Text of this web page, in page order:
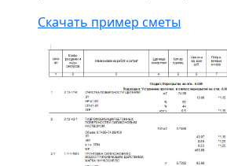
Скачать пример сметы